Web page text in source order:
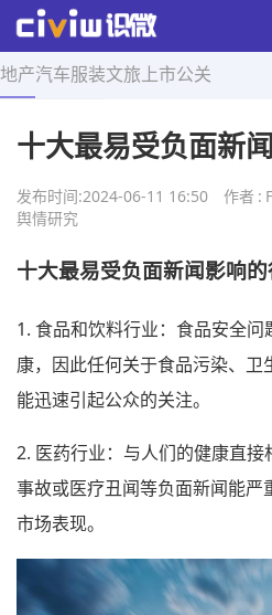
地产汽车服装文旅 上市公关
首页 > 舆情研究 > 正文
十大最易受负面新
发布时间:2024-06-11 16:50 作者 :
舆情研究
十大最易受负面新闻影响
1. 食品和饮料行业：食品安全
康，因此任何关于食品污染、
能迅速引起公众的关注。
2. 医药行业：与人们的健康直
事故或医疗丑闻等负面新闻能严
市场表现。